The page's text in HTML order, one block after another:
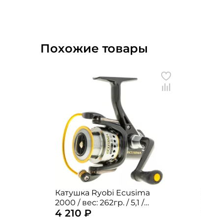
Похожие товары
Катушка Ryobi Ecusima
2000 / вес: 262гр. / 5,1 /
подшипники: 5шт.
4 210 ₽